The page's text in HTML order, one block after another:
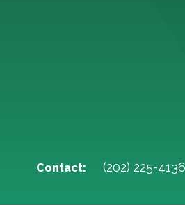
Contact: (202) 225-4136